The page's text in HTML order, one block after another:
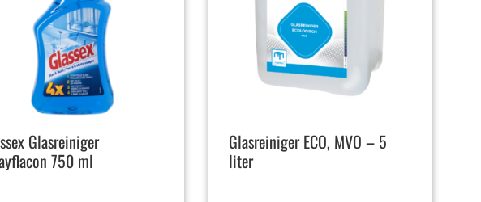
Glasreiniger
750 ml
Glasreiniger ECO, MVO – 5
liter